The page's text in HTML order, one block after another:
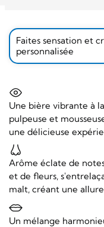
Faites sensation et
personnalisée
Une bière vibrante à
pulpeuse et
une délicieuse
Arôme éclate de
et de fleurs,
malt, créant une
Un mélange